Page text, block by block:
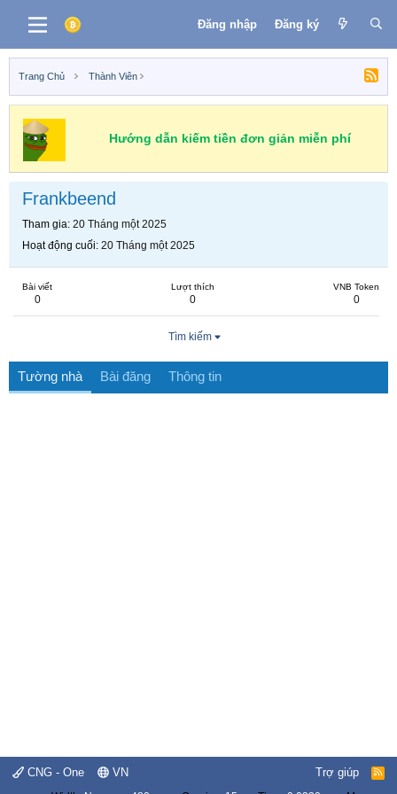
Đăng nhập Đăng ký
Trang Chủ Thành Viên
Hướng dẫn kiếm tiền đơn giản miễn phí
Frankbeend
Tham gia 20 Tháng một 2025
Hoạt động cuối 20 Tháng một 2025
Bài viết
0
Lượt thích
0
VNB Token
0
Tìm kiếm
Tường nhà Bài đăng Thông tin
CNG - One VN Trợ giúp
R